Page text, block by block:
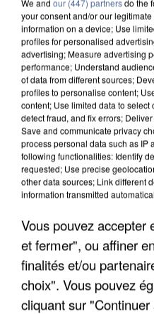
DE FAUNE SAUVAGE
We and our (447) partnersdo the
your consent and/or our
information on a device; Use
profiles for personalised
advertising; Measure advertising
performance; Understand
of data from different sources;
profiles to personalise content;
content; Use limited data to select
detect fraud, and fix errors;
Save and communicate privacy
process personal data such as IP
following functionalities: Identify
requested; Use precise
other data sources; Link different
information transmitted
Vous pouvez accepter
et fermer", ou affiner
finalités et/ou
choix". Vous pouvez
cliquant sur